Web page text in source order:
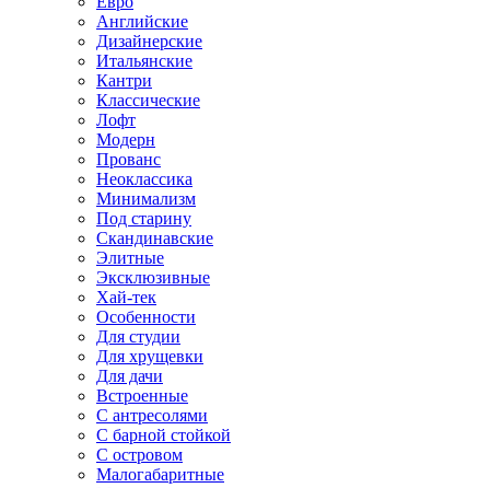
Английские
Дизайнерские
Итальянские
Кантри
Классические
Лофт
Модерн
Прованс
Неоклассика
Минимализм
Под старину
Скандинавские
Элитные
Эксклюзивные
Хай-тек
Особенности
Для студии
Для хрущевки
Для дачи
Встроенные
С антресолями
С барной стойкой
С островом
Малогабаритные